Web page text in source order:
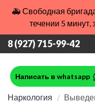
🚑 Свободная
течении 5 минут,
8 (927) 715-99-42
Написать в whatsapp
Наркология